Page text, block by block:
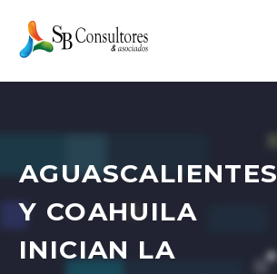
AGUASCALIENTES
Y COAHUILA
INICIAN LA